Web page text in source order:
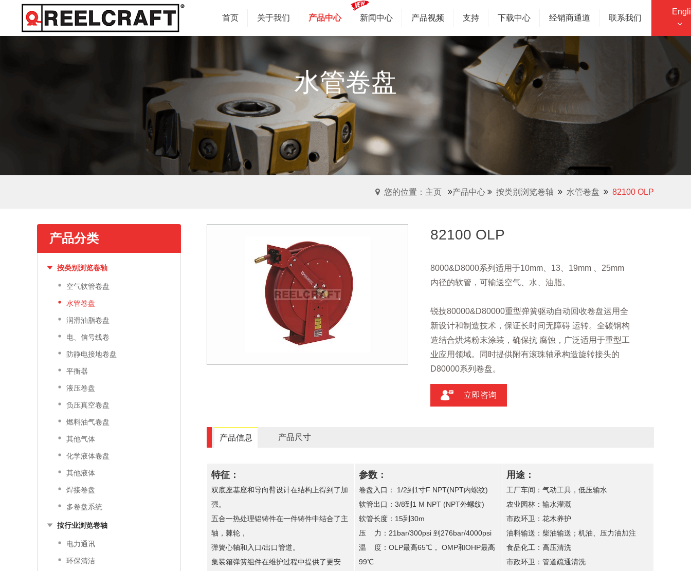
首页 关于我们 产品中心 新闻中心 产品视频 支持 下载中心 经销商通道 联系我们
水管卷盘
您的位置：主页 产品中心 按类别浏览卷轴 水管卷盘 82100 OLP
产品分类
按类别浏览卷轴
空气软管卷盘
水管卷盘
润滑油脂卷盘
电、信号线卷
防静电接地卷盘
平衡器
液压卷盘
负压真空卷盘
燃料油气卷盘
其他气体
化学液体卷盘
其他液体
焊接卷盘
多卷盘系统
按行业浏览卷轴
电力通讯
环保清洁
82100 OLP
8000&D8000系列适用于10mm、13、19mm 、25mm
内径的软管，可输送空气、水、油脂。
锐技80000&D80000重型弹簧驱动自动回收卷盘运用全
新设计和制造技术，保证长时间无障碍 运转。全碳钢构
造结合烘烤粉末涂装，确保抗 腐蚀，广泛适用于重型工
业应用领域。同时提供附有滚珠轴承构造旋转接头的
D80000系列卷盘。
立即咨询
产品信息 产品尺寸
特征：
双底座基座和导向臂设计在结构上得到了加
强。
五合一热处理铝铸件在一件铸件中结合了主
轴，棘轮，
弹簧心轴和入口/出口管道。
集装箱弹簧组件在维护过程中提供了更安
参数：
卷盘入口： 1/2到1寸F NPT(NPT内螺纹)
软管出口：3/8到1 M NPT (NPT外螺纹)
软管长度：15到30m
压 力：21bar/300psi 到276bar/4000psi
温 度：OLP最高65℃， OMP和OHP最高
99℃
用途：
工厂车间：气动工具，低压输水
农业园林：输水灌溉
市政环卫：花木养护
油料输送：柴油输送；机油、压力油加注
食品化工：高压清洗
市政环卫：管道疏通清洗